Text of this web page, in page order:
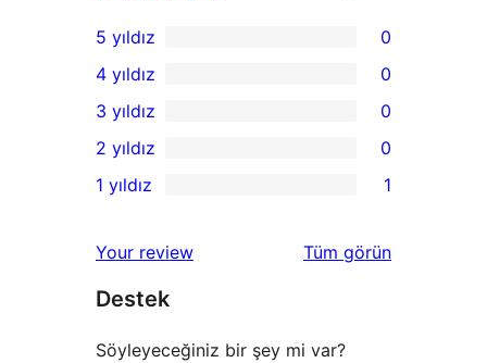
0
5
yıldızlı
inceleme
5 yıldız 0
4
yıldızlı
inceleme
4 yıldız 0
0
3
yıldızlı
3 yıldız 0
2
inceleme
2 yıldız 0
yıldızlı
inceleme
1 yıldız 1
Your review Tüm değerlendirmeleri
görün
Destek
Söyleyeceğiniz bir şey mi var?